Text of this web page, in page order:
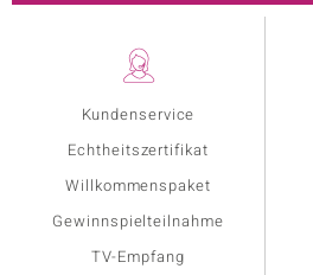
Kundenservice
Echtheitszertifikat
Willkommenspaket
Gewinnspielteilnahme
TV-Empfang